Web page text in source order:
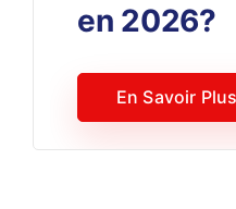
en 2026?
En Savoir Plus